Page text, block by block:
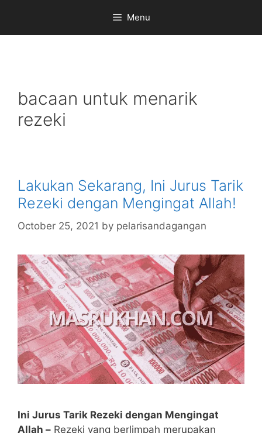
content
Menu
bacaan untuk menarik
rezeki
Lakukan Sekarang, Ini Jurus Tarik
Rezeki dengan Mengingat Allah!
October 25, 2021 by pelarisandagangan
Ini Jurus Tarik Rezeki dengan Mengingat
Allah – Rezeki yang berlimpah merupakan